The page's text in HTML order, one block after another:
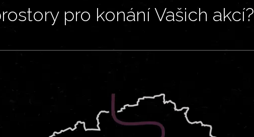
pro konání Vašich akcí?